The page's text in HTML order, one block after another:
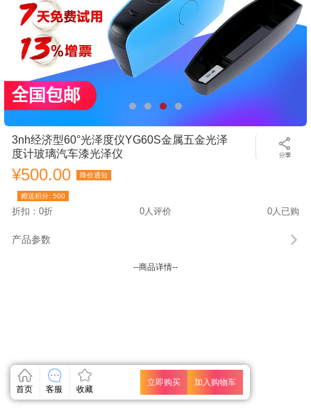
3nh经济型60°光泽度仪YG60S金属五金光泽
度计玻璃汽车漆光泽仪
¥500.00 降价通知
赠送积分: 500
折扣：0折 0人评价 0人已购
产品参数
--商品详情--
关闭
关闭
关闭
关闭
关闭
关闭
首页 客服 收藏
加入购物车
立即购买